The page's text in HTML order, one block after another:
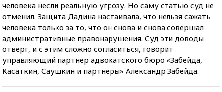
человека несли реальную угрозу. Но саму статью суд не
отменил. Защита Дадина настаивала, что нельзя сажать
человека только за то, что он снова и снова совершал
административные правонарушения. Суд эти доводы
отверг, и с этим сложно согласиться, говорит
управляющий партнер адвокатского бюро «Забейда,
Касаткин, Саушкин и партнеры» Александр Забейда.